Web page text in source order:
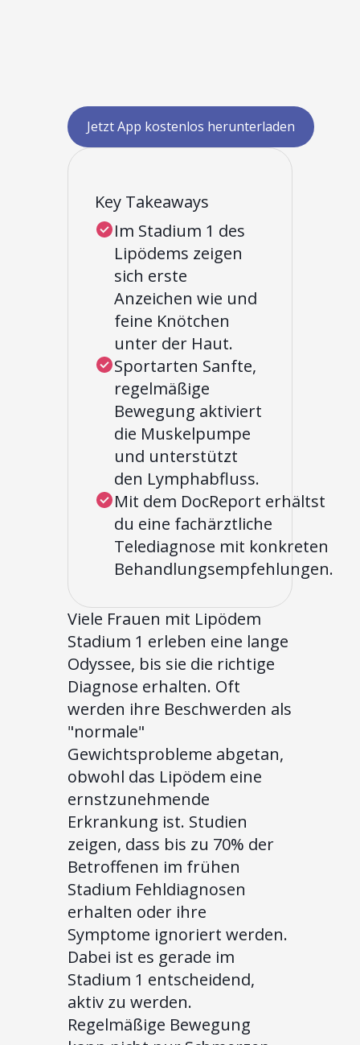
Jetzt App kostenlos herunterladen
Key Takeaways
Im Stadium 1 des
Lipödems zeigen
sich erste
Anzeichen wie und
feine Knötchen
unter der Haut.
Sportarten Sanfte,
regelmäßige
Bewegung aktiviert
die Muskelpumpe
und unterstützt
den Lymphabfluss.
Mit dem DocReport erhältst
du eine fachärztliche
Telediagnose mit konkreten
Behandlungsempfehlungen.
Viele Frauen mit Lipödem
Stadium 1 erleben eine lange
Odyssee, bis sie die richtige
Diagnose erhalten. Oft
werden ihre Beschwerden als
"normale"
Gewichtsprobleme abgetan,
obwohl das Lipödem eine
ernstzunehmende
Erkrankung ist. Studien
zeigen, dass bis zu 70% der
Betroffenen im frühen
Stadium Fehldiagnosen
erhalten oder ihre
Symptome ignoriert werden.
Dabei ist es gerade im
Stadium 1 entscheidend,
aktiv zu werden.
Regelmäßige Bewegung